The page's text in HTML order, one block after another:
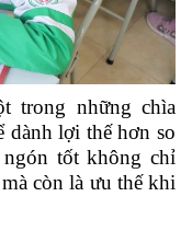
trong những chìa
dành lợi thế hơn so
tốt không chỉ
còn là ưu thế khi